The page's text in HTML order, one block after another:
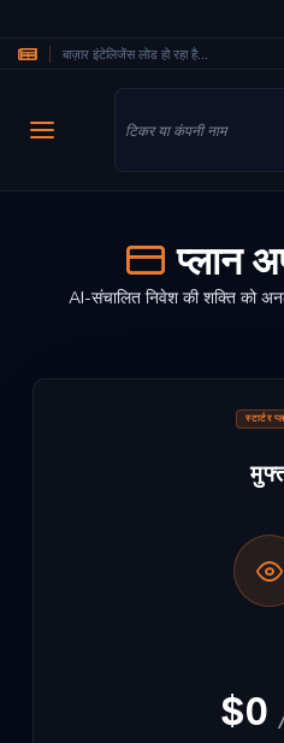
बाज़ार इंटेलिजेंस लोड हो रहा है...
प्लान
AI-संचालित निवेश की शक्ति को
स्टार्टर
$0